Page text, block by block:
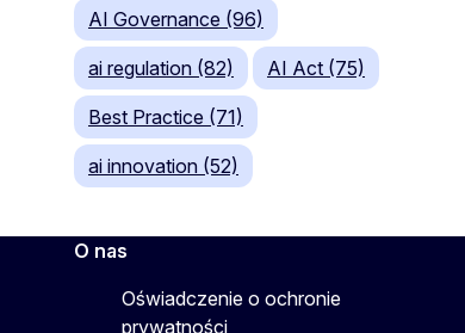
AI Governance (96)
ai regulation (82) AI Act (75)
Best Practice (71)
ai innovation (52)
O nas
Oświadczenie o ochronie
prywatności